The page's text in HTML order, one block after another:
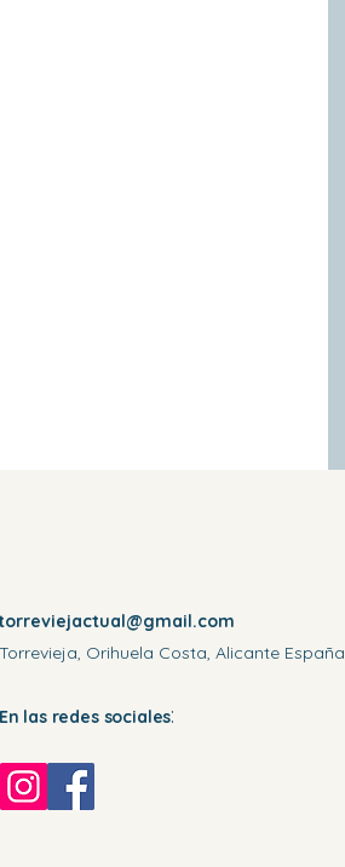
Torrevieja, Orihuela Costa, Alicante España
En las redes sociales: